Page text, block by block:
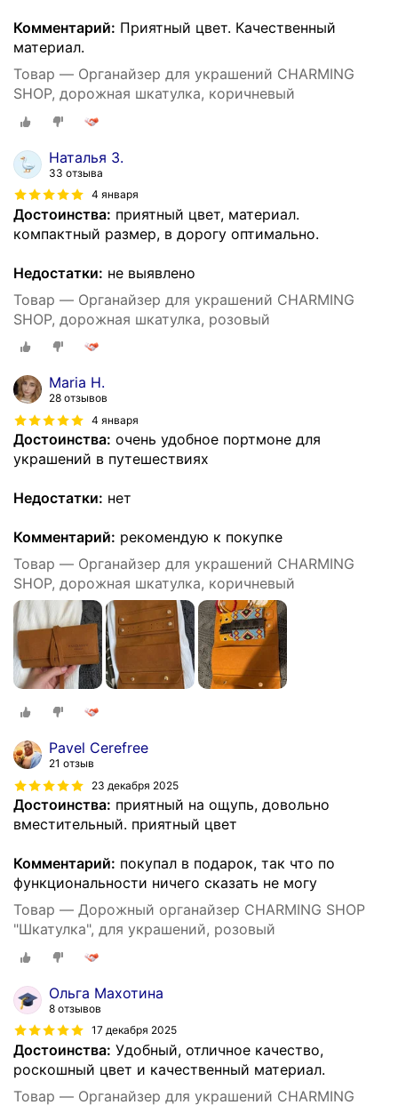
Комментарий: Приятный цвет. Качественный
материал.
Товар — Органайзер для украшений CHARMING
SHOP, дорожная шкатулка, коричневый
Наталья З.
33 отзыва
4 января
Достоинства: приятный цвет, материал.
компактный размер, в дорогу оптимально.
Недостатки: не выявлено
Товар — Органайзер для украшений CHARMING
SHOP, дорожная шкатулка, розовый
Maria H.
28 отзывов
4 января
Достоинства: очень удобное портмоне для
украшений в путешествиях
Недостатки: нет
Комментарий: рекомендую к покупке
Товар — Органайзер для украшений CHARMING
SHOP, дорожная шкатулка, коричневый
Pavel Cerefree
21 отзыв
23 декабря 2025
Достоинства: приятный на ощупь, довольно
вместительный. приятный цвет
Комментарий: покупал в подарок, так что по
функциональности ничего сказать не могу
Товар — Дорожный органайзер CHARMING SHOP
"Шкатулка", для украшений, розовый
Ольга Махотина
8 отзывов
17 декабря 2025
Достоинства: Удобный, отличное качество,
роскошный цвет и качественный материал.
Товар — Органайзер для украшений CHARMING